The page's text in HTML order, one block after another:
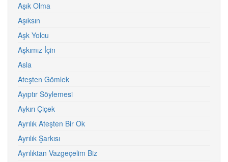
Aşık Olma
Aşıksın
Aşk Yolcu
Aşkımız İçin
Asla
Ateşten Gömlek
Ayıptır Söylemesi
Aykırı Çiçek
Ayrılık Ateşten Bir Ok
Ayrılık Şarkısı
Ayrılıktan Vazgeçelim Biz